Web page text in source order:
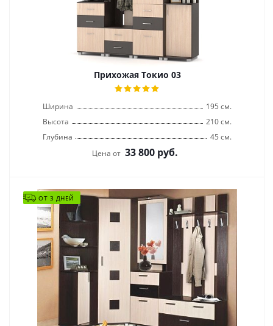
Прихожая Токио 03
Ширина
195 см.
Высота
210 см.
Глубина
45 см.
Цена от 33 800 руб.
ОТ 3 ДНЕЙ